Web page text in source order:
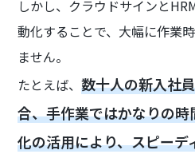
しかし、クラウドサインと
動化することで、大幅に作業
ません。
たとえば、数十人の新入社
合、手作業ではかなりの
化の活用により、スピー